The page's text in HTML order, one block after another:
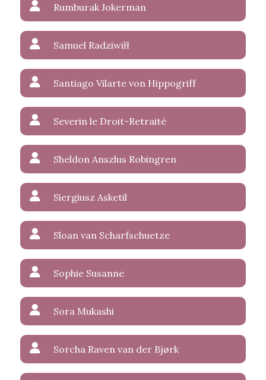
Rumburak Jokerman
Samuel Radziwiłł
Santiago Vilarte von Hippogriff
Severin le Droit-Retraité
Sheldon Anszlus Robingren
Siergiusz Asketil
Sloan van Scharfschuetze
Sophie Susanne
Sora Mukashi
Sorcha Raven van der Bjørk